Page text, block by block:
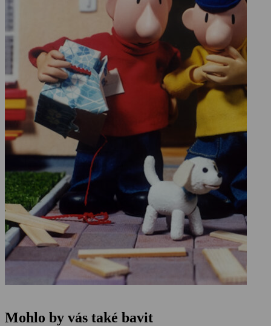
Mohlo by vás také bavit